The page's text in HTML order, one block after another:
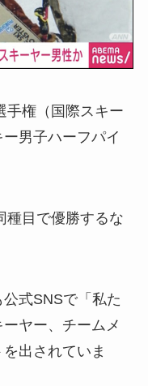
手権（国際スキー
男子ハーフパイ
種目で優勝するな
式SNSで「私た
ヤー、チームメ
出されていま